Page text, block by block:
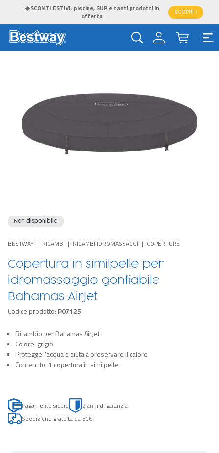
☀️SCONTI ESTIVI: piscine, SUP e tanti prodotti in
offerta
SCOPRI >
Non disponibile
BESTWAY RICAMBI RICAMBI IDROMASSAGGI COPERTURE
Copertura in similpelle per
idromassaggio gonfiabile
Bahamas AirJet
Codice prodotto: P07125
Ricambio per Bahamas AirJet
Colore: grigio
Protegge l'acqua e aiuta a preservare il calore
Contenuto: 1 copertura in similpelle
Pagamento sicuro
2 anni di garanzia
Spedizione gratuita da 50€